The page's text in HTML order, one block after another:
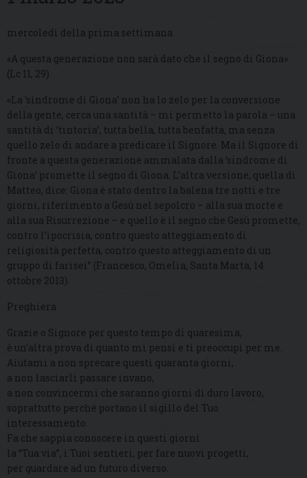
mercoledì della prima settimana
«A questa generazione non sarà dato che il segno di Giona»
(Lc 11, 29)
«La ‘sindrome di Giona’ non ha lo zelo per la conversione
della gente, cerca una santità – mi permetto la parola – una
santità di ‘tintoria’, tutta bella, tutta benfatta, ma senza
quello zelo di andare a predicare il Signore. Ma il Signore di
fronte a questa generazione ammalata dalla ‘sindrome di
Giona’ promette il segno di Giona. L’altra versione, quella di
Matteo, dice: Giona è stato dentro la balena tre notti e tre
giorni, riferimento a Gesù nel sepolcro – alla sua morte e
alla sua Risurrezione – e quello è il segno che Gesù promette,
contro l’ipocrisia, contro questo atteggiamento di
religiosità perfetta, contro questo atteggiamento di un
gruppo di farisei” (Francesco, Omelia, Santa Marta, 14
ottobre 2013).
Preghiera
Grazie o Signore per questo tempo di quaresima,
è un’altra prova di quanto mi pensi e ti preoccupi per me.
Aiutami a non sprecare questi quaranta giorni,
a non lasciarli passare invano,
a non convincermi che saranno giorni di duro lavoro,
soprattutto perché portano il sigillo del Tuo
interessamento.
Fa che sappia conoscere in questi giorni
la “Tua via”, i Tuoi sentieri, per fare nuovi progetti,
per guardare ad un futuro diverso.